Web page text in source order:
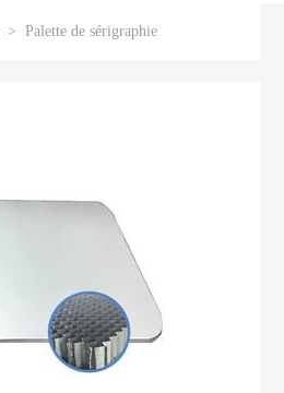
> Palette de sérigraphie